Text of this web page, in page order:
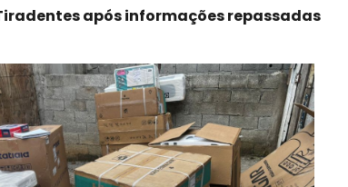
após informações repassadas